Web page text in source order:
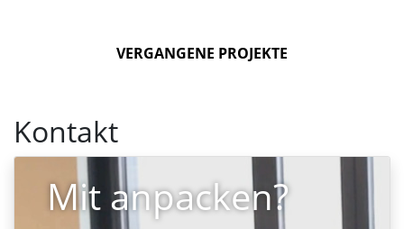
VERGANGENE PROJEKTE
Kontakt
Mit anpacken?